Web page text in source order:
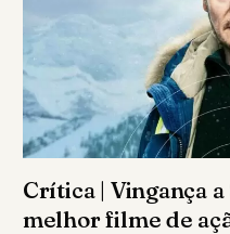
Crítica | Vingança
melhor filme de